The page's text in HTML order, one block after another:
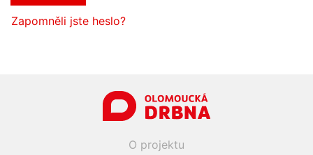
Zapomněli jste heslo?
O projektu